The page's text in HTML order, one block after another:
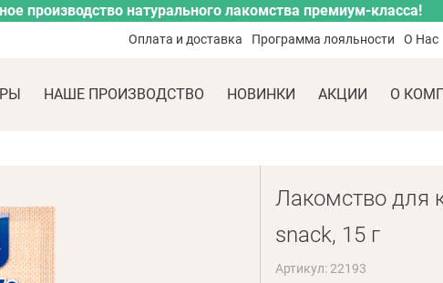
производство натурального лакомства премиум-класса!
Оплата и доставка Программа лояльности О Нас
НАШЕ ПРОИЗВОДСТВО НОВИНКИ АКЦИИ О
Лакомство для
snack, 15 г
Артикул: 22193